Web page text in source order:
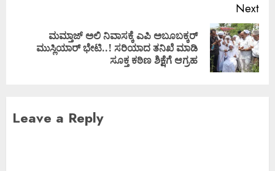
Next
ಮಮ್ತಾಜ್ ಅಲಿ ನಿವಾಸಕ್ಕೆ ಎಪಿ ಅಬೂಬಕ್ಕರ್
ಮುಸ್ಲಿಯಾರ್‌ ಭೇಟಿ..! ಸರಿಯಾದ ತನಿಖೆ ಮಾಡಿ
ಸೂಕ್ತ ಕಠಿಣ ಶಿಕ್ಷೆಗೆ ಆಗ್ರಹ
Leave a Reply